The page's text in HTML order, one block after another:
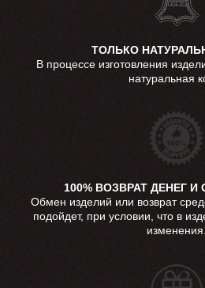
ТОЛЬКО
В процессе изготовления
натуральная
100% ВОЗВРАТ ДЕНЕГ
Обмен изделий или возврат
подойдет, при условии, что в
изменения.